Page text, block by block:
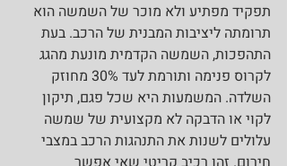
תפקיד מפתיע ולא מוכר של השמשה הוא
תרומתה ליציבות המבנית של הרכב. בעת
התהפכות, השמשה הקדמית מונעת מהגג
לקרוס פנימה ותורמת לעד 30% מחוזק
השלדה. המשמעות היא שכל פגם, תיקון
לקוי או הדבקה לא מקצועית של שמשה
עלולים לשנות את התנהגות הרכב במצבי